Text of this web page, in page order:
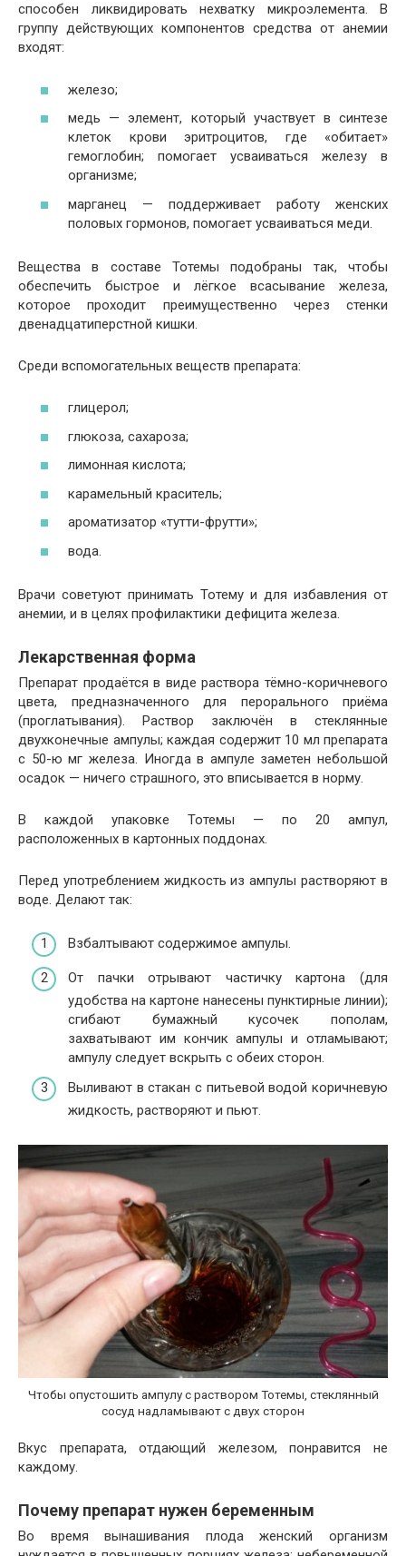
способен ликвидировать нехватку микроэлемента. В
группу действующих компонентов средства от анемии
входят:
железо;
медь — элемент, который участвует в синтезе
клеток крови эритроцитов, где «обитает»
гемоглобин; помогает усваиваться железу в
организме;
марганец — поддерживает работу женских
половых гормонов, помогает усваиваться меди.
Вещества в составе Тотемы подобраны так, чтобы
обеспечить быстрое и лёгкое всасывание железа,
которое проходит преимущественно через стенки
двенадцатиперстной кишки.
Среди вспомогательных веществ препарата:
глицерол;
глюкоза, сахароза;
лимонная кислота;
карамельный краситель;
ароматизатор «тутти-фрутти»;
вода.
Врачи советуют принимать Тотему и для избавления от
анемии, и в целях профилактики дефицита железа.
Лекарственная форма
Препарат продаётся в виде раствора тёмно-коричневого
цвета, предназначенного для перорального приёма
(проглатывания). Раствор заключён в стеклянные
двухконечные ампулы; каждая содержит 10 мл препарата
с 50-ю мг железа. Иногда в ампуле заметен небольшой
осадок — ничего страшного, это вписывается в норму.
В каждой упаковке Тотемы — по 20 ампул,
расположенных в картонных поддонах.
Перед употреблением жидкость из ампулы растворяют в
воде. Делают так:
Взбалтывают содержимое ампулы.
От пачки отрывают частичку картона (для
удобства на картоне нанесены пунктирные линии);
сгибают бумажный кусочек пополам,
захватывают им кончик ампулы и отламывают;
ампулу следует вскрыть с обеих сторон.
Выливают в стакан с питьевой водой коричневую
жидкость, растворяют и пьют.
Чтобы опустошить ампулу с раствором Тотемы, стеклянный
сосуд надламывают с двух сторон
Вкус препарата, отдающий железом, понравится не
каждому.
Почему препарат нужен беременным
Во время вынашивания плода женский организм